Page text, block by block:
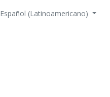
Español (Latinoamericano)